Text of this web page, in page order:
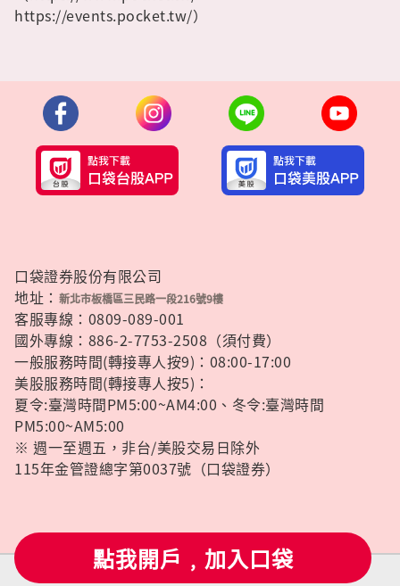
https://events.pocket.tw/）
點我開戶﹐加入口袋
口袋證券股份有限公司
地址： 新北市板橋區三民路一段216號9樓
客服專線：0809-089-001
國外專線：886-2-7753-2508（須付費）
一般服務時間(轉接專人按9)：08:00-17:00
美股服務時間(轉接專人按5)：
夏令:臺灣時間PM5:00~AM4:00、冬令:臺灣時間
PM5:00~AM5:00
※ 週一至週五，非台/美股交易日除外
115年金管證總字第0037號（口袋證券）
powered by